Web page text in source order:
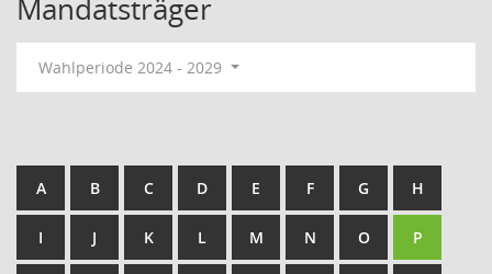
Mandatsträger
Wahlperiode 2024 - 2029
A B C D E F G H
I J K L M N O P